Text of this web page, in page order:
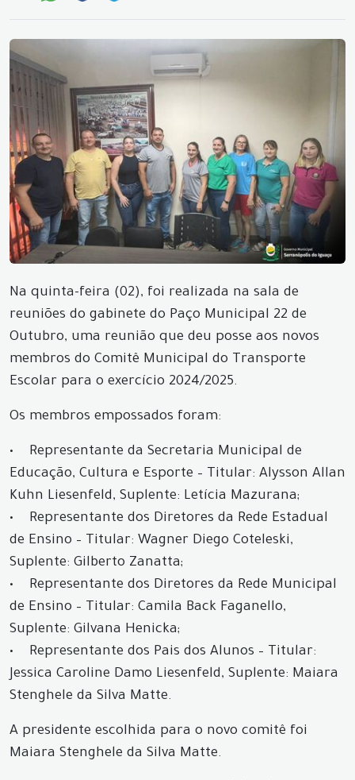
Na quinta-feira (02), foi realizada na sala de
reuniões do gabinete do Paço Municipal 22 de
Outubro, uma reunião que deu posse aos novos
membros do Comitê Municipal do Transporte
Escolar para o exercício 2024/2025.
Os membros empossados foram:
• Representante da Secretaria Municipal de
Educação, Cultura e Esporte – Titular: Alysson Allan
Kuhn Liesenfeld, Suplente: Letícia Mazurana;
• Representante dos Diretores da Rede Estadual
de Ensino – Titular: Wagner Diego Coteleski,
Suplente: Gilberto Zanatta;
• Representante dos Diretores da Rede Municipal
de Ensino – Titular: Camila Back Faganello,
Suplente: Gilvana Henicka;
• Representante dos Pais dos Alunos – Titular:
Jessica Caroline Damo Liesenfeld, Suplente: Maiara
Stenghele da Silva Matte.
A presidente escolhida para o novo comitê foi
Maiara Stenghele da Silva Matte.